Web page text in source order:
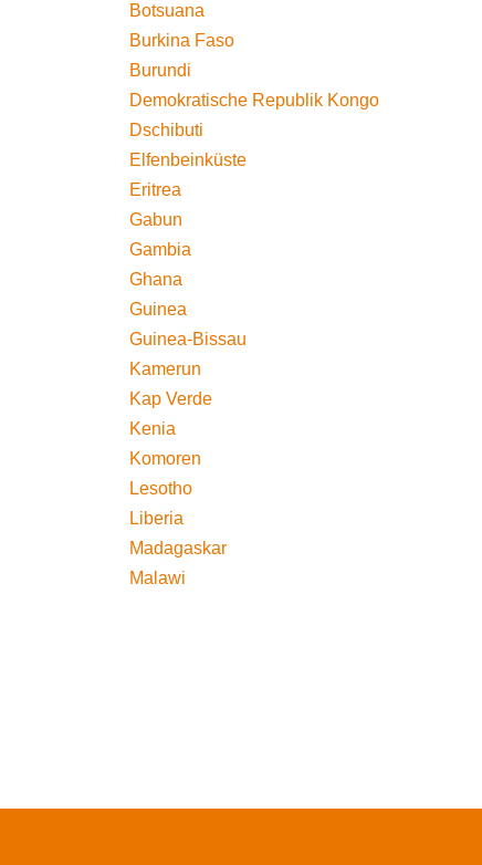
Botsuana
Burkina Faso
Burundi
Demokratische Republik Kongo
Dschibuti
Elfenbeinküste
Eritrea
Gabun
Gambia
Ghana
Guinea
Guinea-Bissau
Kamerun
Kap Verde
Kenia
Komoren
Lesotho
Liberia
Madagaskar
Malawi